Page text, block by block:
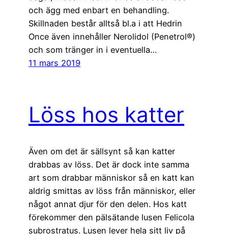
och ägg med enbart en behandling.
Skillnaden består alltså bl.a i att Hedrin
Once även innehåller Nerolidol (Penetrol®)
och som tränger in i eventuella…
11 mars 2019
Löss hos katter
Även om det är sällsynt så kan katter
drabbas av löss. Det är dock inte samma
art som drabbar människor så en katt kan
aldrig smittas av löss från människor, eller
något annat djur för den delen. Hos katt
förekommer den pälsätande lusen Felicola
subrostratus. Lusen lever hela sitt liv på